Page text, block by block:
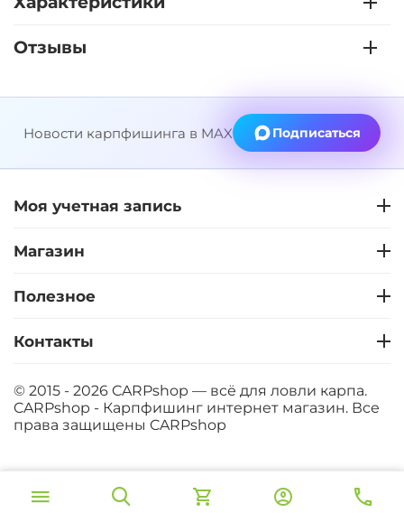
Отзывы
Новости карпфишинга в MAX Подписаться
Моя учетная запись
Магазин
Полезное
Контакты
© 2015 - 2026 CARPshop — всё для ловли карпа.
CARPshop - Карпфишинг интернет магазин. Все
права защищены CARPshop
‍380‍₽ В корзину